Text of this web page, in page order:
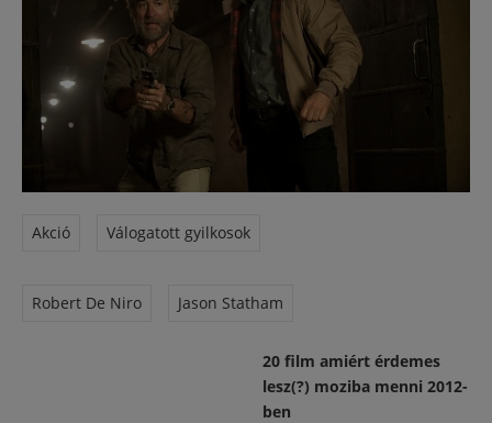
Akció Válogatott gyilkosok
Robert De Niro Jason Statham
20 film amiért érdemes
lesz(?) moziba menni 2012-
ben